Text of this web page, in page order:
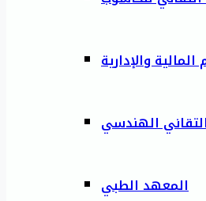
والإدارية
الهندسي
المعهد الطبي